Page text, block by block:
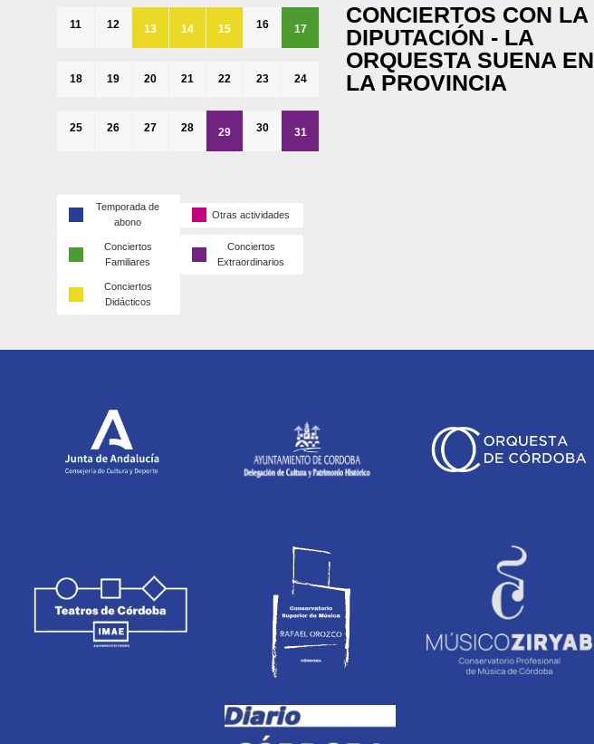
11 12 13 14 15 16 17
18 19 20 21 22 23 24
25 26 27 28 29 30 31
Temporada de
abono
Otras actividades
Conciertos
Familiares
Conciertos
Extraordinarios
Conciertos
Didácticos
CONCIERTOS CON LA
DIPUTACIÓN - LA
ORQUESTA SUENA EN
LA PROVINCIA